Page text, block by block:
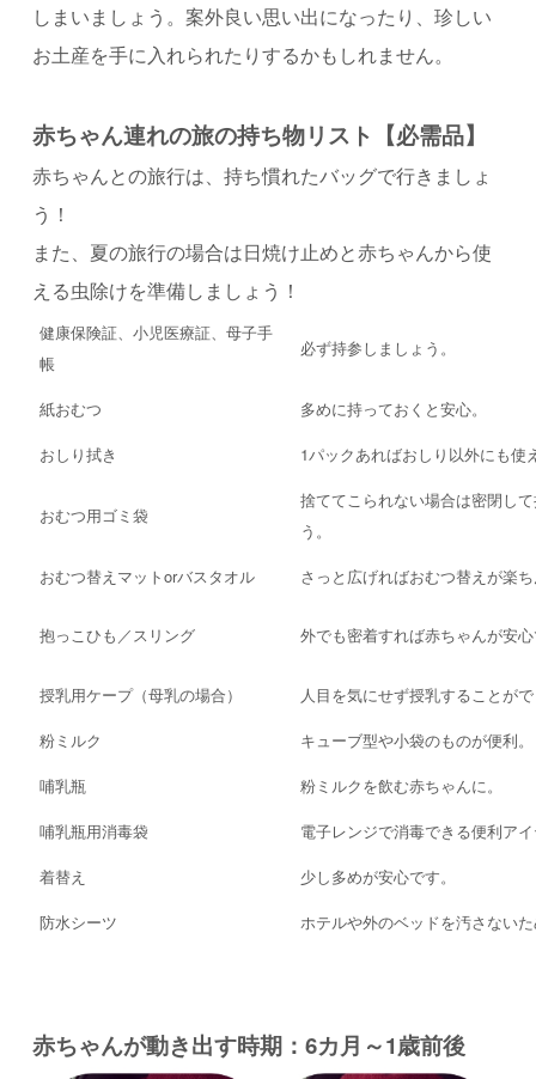
しまいましょう。案外良い思い出になったり、珍しい
お土産を手に入れられたりするかもしれません。
赤ちゃん連れの旅の持ち物リスト【必需品】
赤ちゃんとの旅行は、持ち慣れたバッグで行きましょ
う！
また、夏の旅行の場合は日焼け止めと赤ちゃんから使
える虫除けを準備しましょう！
健康保険証、小児医療証、母子手
帳
必ず持参しましょう。
紙おむつ
多めに持っておくと安心。
おしり拭き
1パックあればおしり以外にも使
おむつ用ゴミ袋
捨ててこられない場合は密閉し
う。
おむつ替えマットorバスタオル
さっと広げればおむつ替えが楽
抱っこひも／スリング 外でも密着すれば赤ちゃんが安
授乳用ケープ（母乳の場合）
人目を気にせず授乳することが
粉ミルク
キューブ型や小袋のものが便利。
哺乳瓶
粉ミルクを飲む赤ちゃんに。
哺乳瓶用消毒袋
電子レンジで消毒できる便利ア
着替え
少し多めが安心です。
防水シーツ
ホテルや外のベッドを汚さない
赤ちゃんが動き出す時期：6カ月～1歳前後